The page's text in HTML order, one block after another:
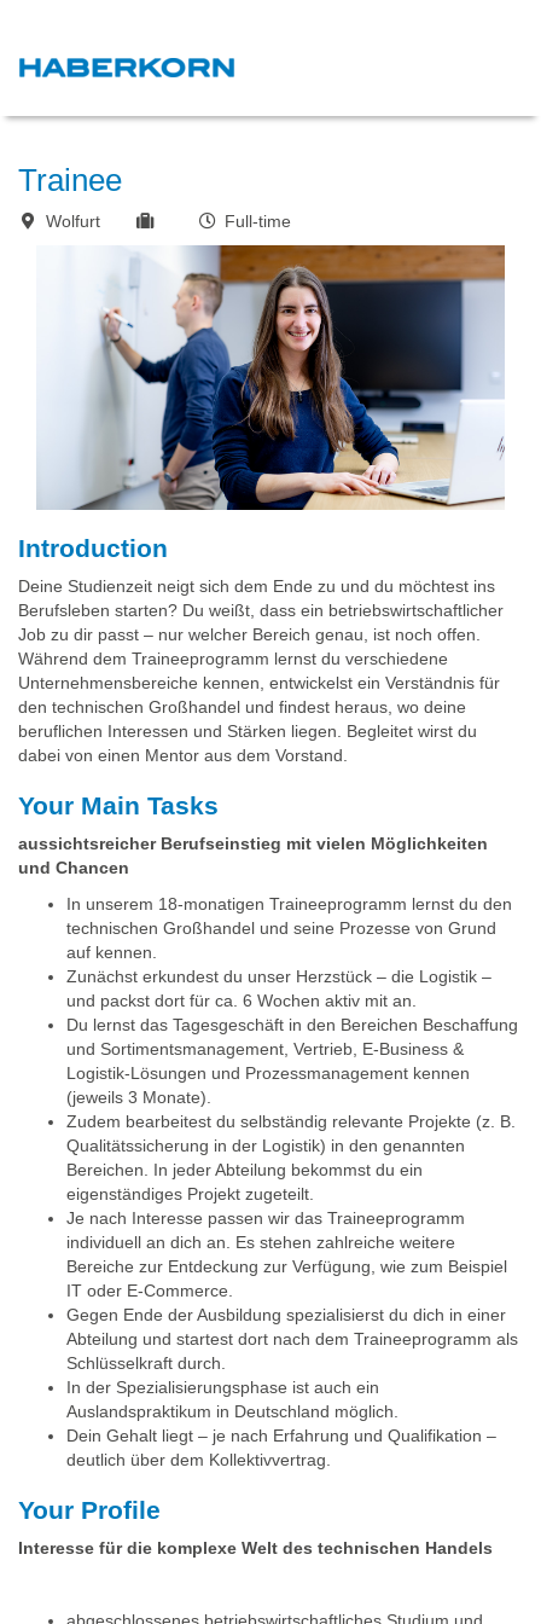
Trainee
Wolfurt Full-time
Introduction
Deine Studienzeit neigt sich dem Ende zu und du möchtest ins
Berufsleben starten? Du weißt, dass ein betriebswirtschaftlicher
Job zu dir passt – nur welcher Bereich genau, ist noch offen.
Während dem Traineeprogramm lernst du verschiedene
Unternehmensbereiche kennen, entwickelst ein Verständnis für
den technischen Großhandel und findest heraus, wo deine
beruflichen Interessen und Stärken liegen. Begleitet wirst du
dabei von einen Mentor aus dem Vorstand.
Your Main Tasks
aussichtsreicher Berufseinstieg mit vielen Möglichkeiten
und Chancen
In unserem 18-monatigen Traineeprogramm lernst du den
technischen Großhandel und seine Prozesse von Grund
auf kennen.
Zunächst erkundest du unser Herzstück – die Logistik –
und packst dort für ca. 6 Wochen aktiv mit an.
Du lernst das Tagesgeschäft in den Bereichen Beschaffung
und Sortimentsmanagement, Vertrieb, E-Business &
Logistik-Lösungen und Prozessmanagement kennen
(jeweils 3 Monate).
Zudem bearbeitest du selbständig relevante Projekte (z. B.
Qualitätssicherung in der Logistik) in den genannten
Bereichen. In jeder Abteilung bekommst du ein
eigenständiges Projekt zugeteilt.
Je nach Interesse passen wir das Traineeprogramm
individuell an dich an. Es stehen zahlreiche weitere
Bereiche zur Entdeckung zur Verfügung, wie zum Beispiel
IT oder E-Commerce.
Gegen Ende der Ausbildung spezialisierst du dich in einer
Abteilung und startest dort nach dem Traineeprogramm als
Schlüsselkraft durch.
In der Spezialisierungsphase ist auch ein
Auslandspraktikum in Deutschland möglich.
Dein Gehalt liegt – je nach Erfahrung und Qualifikation –
deutlich über dem Kollektivvertrag.
Your Profile
Interesse für die komplexe Welt des technischen Handels
abgeschlossenes betriebswirtschaftliches Studium und